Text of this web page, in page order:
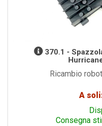
370.1 -
Ricambio
A
Consegna